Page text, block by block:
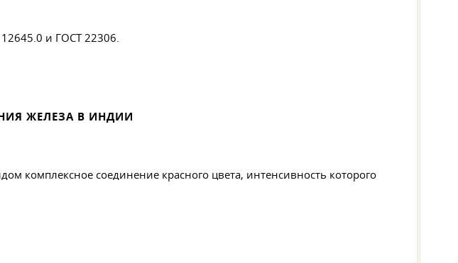
.0 и ГОСТ 22306.
ЖЕЛЕЗА В ИНДИИ
комплексное соединение красного цвета, интенсивность которого